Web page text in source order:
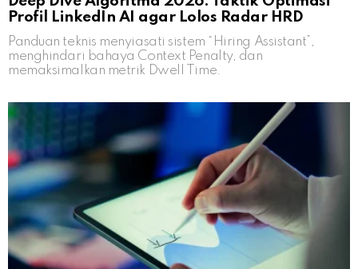
Profil LinkedIn AI agar Lolos Radar HRD
Panduan teknis menyiasati sistem “Hiring Assistant”,
menghindari bahaya Context Penalty, dan
memaksimalkan metrik Dwell Time.